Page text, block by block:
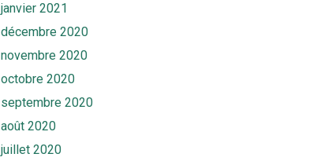
janvier 2021
décembre 2020
novembre 2020
octobre 2020
septembre 2020
août 2020
juillet 2020